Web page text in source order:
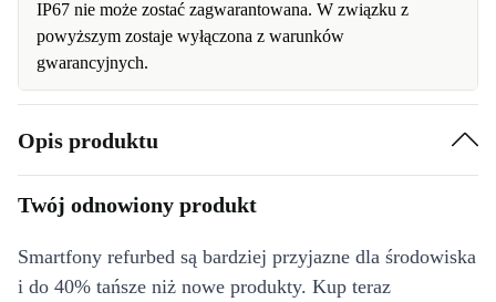
IP67 nie może zostać zagwarantowana. W związku z
powyższym zostaje wyłączona z warunków
gwarancyjnych.
Opis produktu
Twój odnowiony produkt
Smartfony refurbed są bardziej przyjazne dla środowiska
i do 40% tańsze niż nowe produkty. Kup teraz